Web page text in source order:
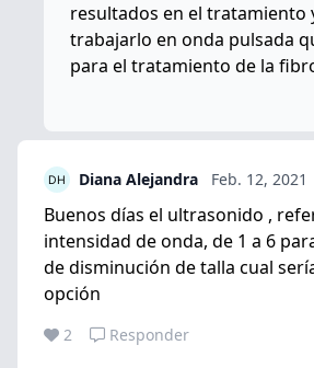
resultados en el tratamiento
trabajarlo en onda pulsada
para el tratamiento de la
Diana Alejandra Feb. 12, 2021
Buenos días el ultrasonido ,
intensidad de onda, de 1 a 6
de disminución de talla cual
opción
2 Responder